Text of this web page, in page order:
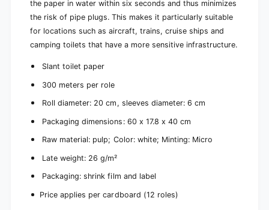
c
k
a
g
e
1
2
o
l
s
a
c
k
a
g
e
1
2
r
o
l
s
the paper in water within six seconds and thus minimizes
the risk of pipe plugs. This makes it particularly suitable
for locations such as aircraft, trains, cruise ships and
camping toilets that have a more sensitive infrastructure.
Slant toilet paper
300 meters per role
Roll diameter: 20 cm, sleeves diameter: 6 cm
Packaging dimensions: 60 x 17.8 x 40 cm
Raw material: pulp; Color: white; Minting: Micro
Late weight: 26 g/m²
Packaging: shrink film and label
Price applies per cardboard (12 roles)